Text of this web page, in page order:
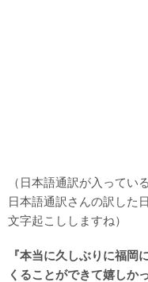
（日本語通訳が入ってい
日本語通訳さんの訳した
文字起こししますね）
『本当に久しぶりに福岡
くることができて嬉しか